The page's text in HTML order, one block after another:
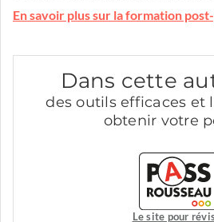
En savoir plus sur la formation
Dans cette
des outils efficaces et
obtenir votre
Le site pour